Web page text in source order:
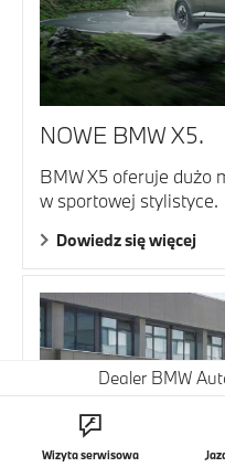
NOWE BMW X5.
BMW X5 oferuje dużo
w sportowej stylistyce.
Dowiedz się więcej
Dealer BMW
Wizyta serwisowa